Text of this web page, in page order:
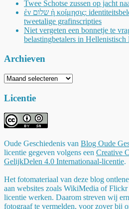
Twee Schotse zussen op jacht
ἐν שלום ἡ κοίμησις: identiteitsbeleving op basis van Griekse
tweetalige grafinscripties
Niet vergeten een bonnetje te
belastingbetalers in Hellenistisch
Archieven
Archieven
Licentie
Oude Geschiedenis van Blog Oude
licentie gegeven volgens een Creative
GelijkDelen 4.0 Internationaal-licentie.
Het fotomateriaal van deze blog
aan websites zoals WikiMedia of Flickr
licentie werken. Daarom streven wij
fotograaf te vermelden, voor zover bij